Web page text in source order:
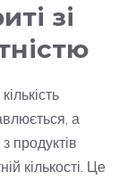
зі
а
продуктів
кількості. Це